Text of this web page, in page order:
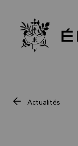
Retour à
Actualités